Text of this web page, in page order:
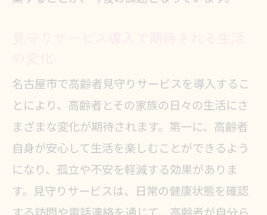
高齢者の自立支援を目指す取り組み
名古屋市の高齢者支援における課題
と解決策
名古屋市の高齢者見守りサービスで家族
の負担を軽減する方法
家族と介護者が安心できる見守り体
名古屋市で高齢者見守りサービスを導入するこ
とにより、高齢者とその家族の日々の生活にさ
まざまな変化が期待されます。第一に、高齢者
自身が安心して生活を楽しむことができるよう
になり、孤立や不安を軽減する効果がありま
す。見守りサービスは、日常の健康状態を確認